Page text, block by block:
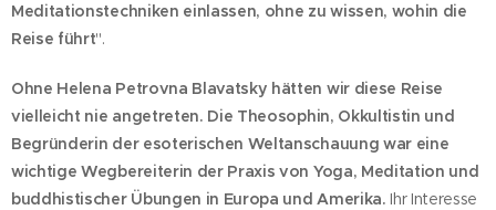
Meditationstechniken einlassen, ohne zu wissen, wohin die
Reise führt".
Ohne Helena Petrovna Blavatsky hätten wir diese Reise
vielleicht nie angetreten. Die Theosophin, Okkultistin und
Begründerin der esoterischen Weltanschauung war eine
wichtige Wegbereiterin der Praxis von Yoga, Meditation und
buddhistischer Übungen in Europa und Amerika. Ihr Interesse